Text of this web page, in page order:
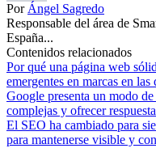
Por Ángel Sagredo
Responsable del área de
España...
Contenidos relacionados
Por qué una página web
emergentes en marcas en
Google presenta un modo
complejas y ofrecer
El SEO ha cambiado para
para mantenerse visible y